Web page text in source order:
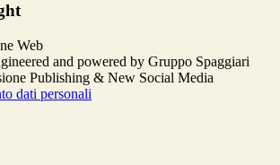
and powered by Gruppo Spaggiari
Publishing & New Social Media
dati personali